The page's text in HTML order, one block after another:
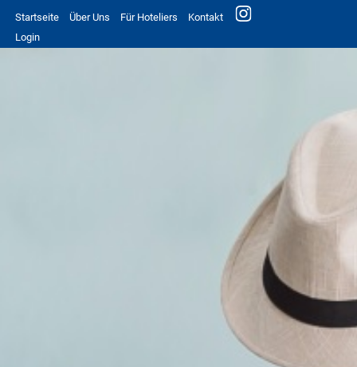
Startseite Über Uns Für Hoteliers
Kontakt
Login